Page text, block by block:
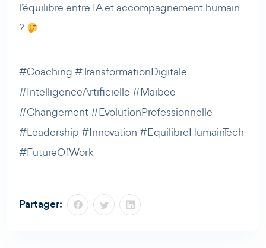
l’équilibre entre IA et accompagnement humain
?
#Coaching #TransformationDigitale
#IntelligenceArtificielle #Maibee
#Changement #EvolutionProfessionnelle
#Leadership #Innovation #EquilibreHumainTech
#FutureOfWork
Partager: